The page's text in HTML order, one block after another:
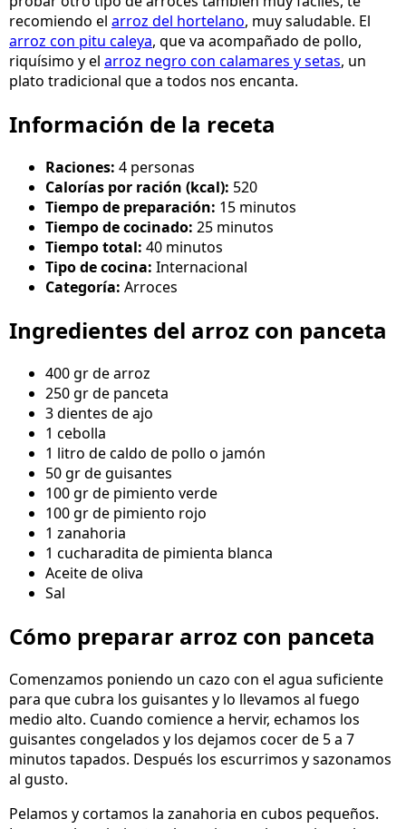
recomiendo el arroz del hortelano, muy saludable. El
arroz con pitu caleya, que va acompañado de pollo,
riquísimo y el arroz negro con calamares y setas, un
plato tradicional que a todos nos encanta.
Información de la receta
Raciones: 4 personas
Calorías por ración (kcal): 520
Tiempo de preparación: 15 minutos
Tiempo de cocinado: 25 minutos
Tiempo total: 40 minutos
Tipo de cocina: Internacional
Categoría: Arroces
Ingredientes del arroz con panceta
400 gr de arroz
250 gr de panceta
3 dientes de ajo
1 cebolla
1 litro de caldo de pollo o jamón
50 gr de guisantes
100 gr de pimiento verde
100 gr de pimiento rojo
1 zanahoria
1 cucharadita de pimienta blanca
Aceite de oliva
Sal
Cómo preparar arroz con panceta
Comenzamos poniendo un cazo con el agua suficiente
para que cubra los guisantes y lo llevamos al fuego
medio alto. Cuando comience a hervir, echamos los
guisantes congelados y los dejamos cocer de 5 a 7
minutos tapados. Después los escurrimos y sazonamos
al gusto.
Pelamos y cortamos la zanahoria en cubos pequeños.